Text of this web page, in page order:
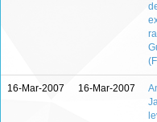
16-Mar-2007 16-Mar-2007